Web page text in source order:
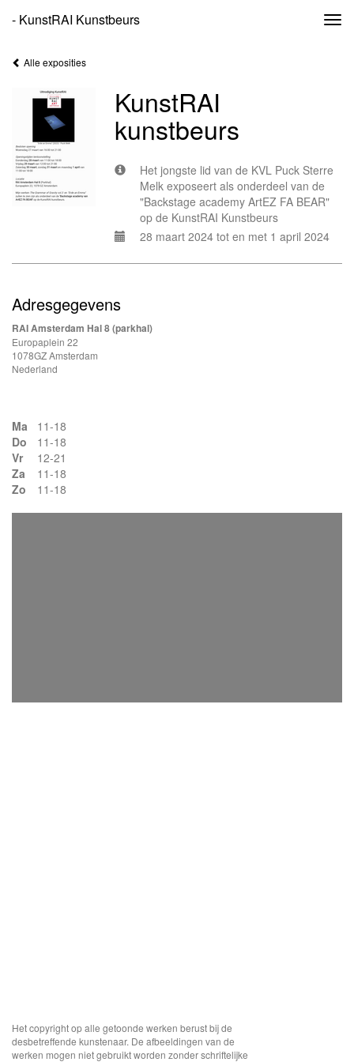
- KunstRAI Kunstbeurs
Alle exposities
KunstRAI
kunstbeurs
Het jongste lid van de KVL Puck Sterre
Melk exposeert als onderdeel van de
"Backstage academy ArtEZ FA BEAR"
op de KunstRAI Kunstbeurs
28 maart 2024 tot en met 1 april 2024
Adresgegevens
RAI Amsterdam Hal 8 (parkhal)
Europaplein 22
1078GZ Amsterdam
Nederland
Ma
11-18
Do
11-18
Vr
12-21
Za
11-18
Zo
11-18
Het copyright op alle getoonde werken berust bij de
desbetreffende kunstenaar. De afbeeldingen van de
werken mogen niet gebruikt worden zonder schriftelijke